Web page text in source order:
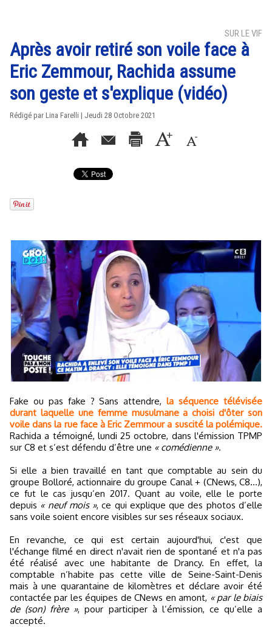
SUR LE VIF
Après avoir retiré son voile face à
Eric Zemmour, Rachida assume
son geste et s'explique (vidéo)
Rédigé par Lina Farelli | Jeudi 28 Octobre 2021
Fake ou pas fake ? Sans attendre,la séquence télévisée
durant laquelle une femme musulmane a choisi d'ôter son
voile dans la rue face à Eric Zemmour a suscité la polémique.
Rachida a témoigné, lundi 25 octobre, dans l'émission TPMP
sur C8 et s’est défendu d’être une « comédienne ».
Si elle a bien travaillé en tant que comptable au sein du
groupe Bolloré, actionnaire du groupe Canal + (CNews, C8...),
ce fut le cas jusqu’en 2017. Quant au voile, elle le porte
depuis « neuf mois », ce qui explique que des photos d’elle
sans voile soient encore visibles sur ses réseaux sociaux.
En revanche, ce qui est certain aujourd'hui, c'est que
l'échange filmé en direct n'avait rien de spontané et n'a pas
été réalisé avec une habitante de Drancy. En effet, la
comptable n’habite pas cette ville de Seine-Saint-Denis
mais à une quarantaine de kilomètres et déclare avoir été
contactée par les équipes de CNews en amont, « par le biais
de (son) frère », pour participer à l’émission, ce qu’elle a
accepté.